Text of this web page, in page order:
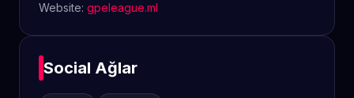
Website: gpeleague.ml
Social Ağlar